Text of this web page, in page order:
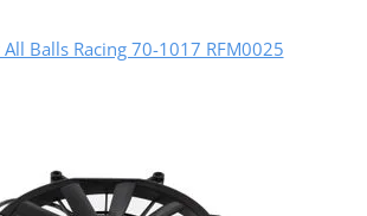
Balls Racing 70-1017 RFM0025